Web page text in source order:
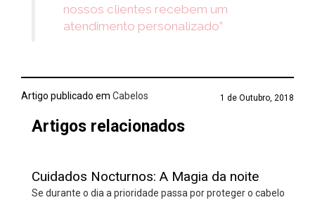
nossos clientes recebem um
atendimento personalizado”
Artigo publicado em Cabelos 1 de Outubro, 2018
Artigos relacionados
Cuidados Nocturnos: A Magia da noite
Se durante o dia a prioridade passa por proteger o cabelo